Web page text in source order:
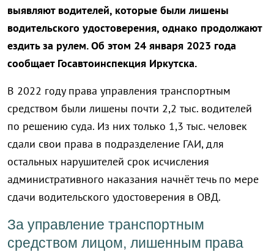
выявляют водителей, которые были лишены
водительского удостоверения, однако продолжают
ездить за рулем. Об этом 24 января 2023 года
сообщает Госавтоинспекция Иркутска.
В 2022 году права управления транспортным
средством были лишены почти 2,2 тыс. водителей
по решению суда. Из них только 1,3 тыс. человек
сдали свои права в подразделение ГАИ, для
остальных нарушителей срок исчисления
административного наказания начнёт течь по мере
сдачи водительского удостоверения в ОВД.
За управление транспортным
средством лицом, лишенным права